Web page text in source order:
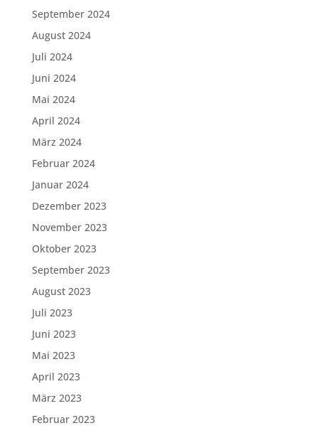
September 2024
August 2024
Juli 2024
Juni 2024
Mai 2024
April 2024
März 2024
Februar 2024
Januar 2024
Dezember 2023
November 2023
Oktober 2023
September 2023
August 2023
Juli 2023
Juni 2023
Mai 2023
April 2023
März 2023
Februar 2023